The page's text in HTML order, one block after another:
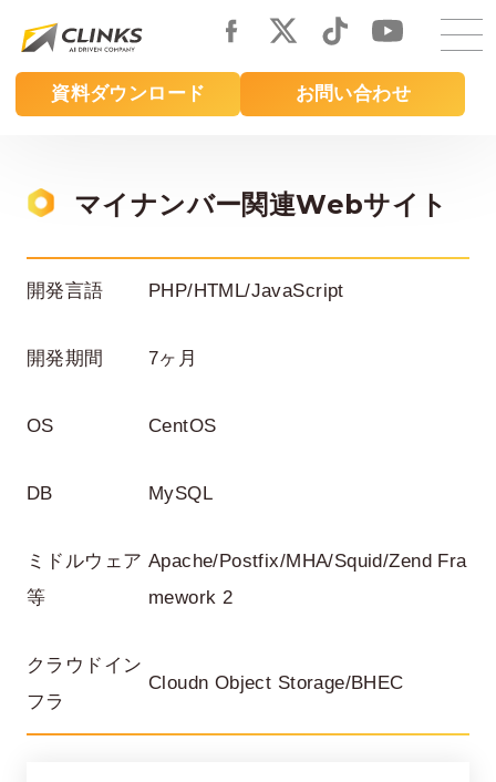
main
content
資料ダウンロード お問い合わせ
マイナンバー関連Webサイト
開発言語 PHP/HTML/JavaScript
開発期間 7ヶ月
OS CentOS
DB MySQL
ミドルウェア
等
Apache/Postfix/MHA/Squid/Zend Fra
mework 2
クラウドイン
フラ
Cloudn Object Storage/BHEC